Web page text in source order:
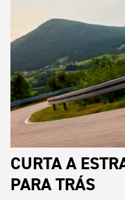
CURTA A
PARA TRÁS